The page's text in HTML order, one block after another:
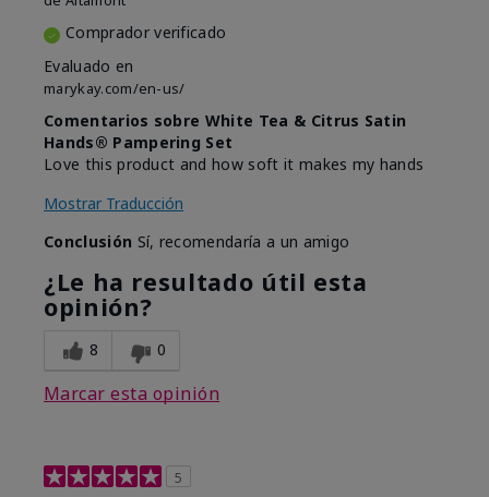
Comprador verificado
Evaluado en
marykay.com/en-us/
Comentarios sobre White Tea & Citrus Satin
Hands® Pampering Set
Love this product and how soft it makes my hands
Mostrar Traducción
Conclusión Sí, recomendaría a un amigo
¿Le ha resultado útil esta
opinión?
8 0
Marcar esta opinión
5